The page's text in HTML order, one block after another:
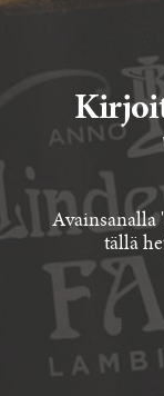
Avainsanalla
tällä